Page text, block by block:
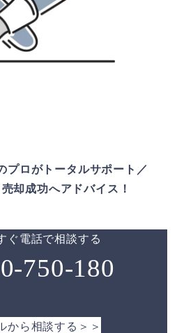
プロがトータルサポート／
却成功へアドバイス！
ぐ電話で相談する
750-180
から相談する＞＞